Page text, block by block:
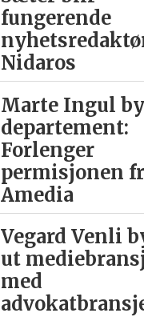
fungerende
Nidaros
Marte Ingul
departement:
Forlenger
permisjonen
Amedia
Vegard Venli
ut
med